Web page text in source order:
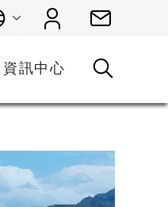
資訊中心